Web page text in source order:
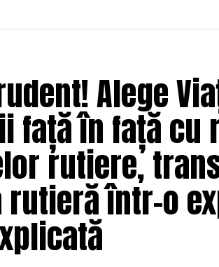
Alege
față în față cu
rutiere,
într-o